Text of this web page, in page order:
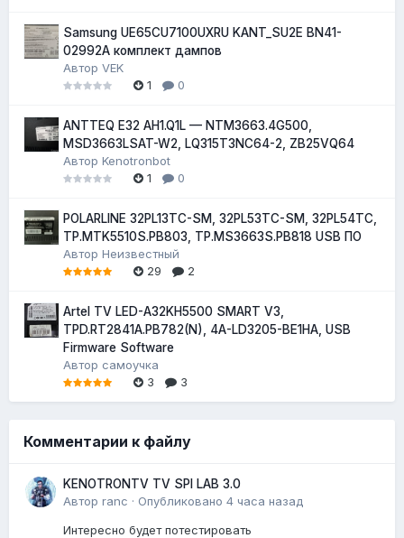
Samsung UE65CU7100UXRU KANT_SU2E BN41-
02992A комплект дампов
Автор VEK
1
0
ANTTEQ E32 AH1.Q1L — NTM3663.4G500,
MSD3663LSAT-W2, LQ315T3NC64-2, ZB25VQ64
Автор Kenotronbot
1
0
POLARLINE 32PL13TC-SM, 32PL53TC-SM, 32PL54TC,
TP.MTK5510S.PB803, TP.MS3663S.PB818 USB ПО
Автор Неизвестный
29
2
Artel TV LED-A32KH5500 SMART V3,
TPD.RT2841A.PB782(N), 4A-LD3205-BE1HA, USB
Firmware Software
Автор самоучка
3
3
Комментарии к файлу
KENOTRONTV TV SPI LAB 3.0
Автор ranc · Опубликовано 4 часа назад
Интересно будет потестировать